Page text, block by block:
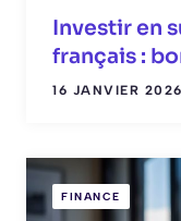
Investir en
français :
16 JANVIER 2026
FINANCE